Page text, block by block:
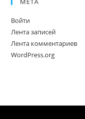
Войти
Лента записей
Лента комментариев
WordPress.org